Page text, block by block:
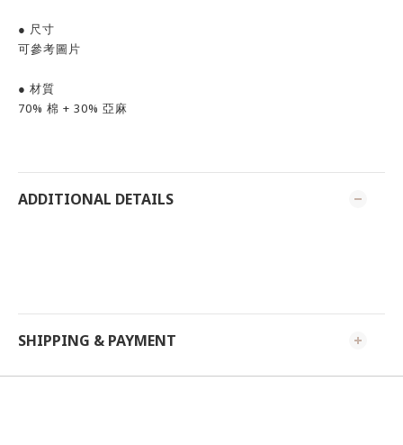
● 尺寸
可參考圖片
● 材質
70% 棉 + 30% 亞麻
ADDITIONAL DETAILS
SHIPPING & PAYMENT